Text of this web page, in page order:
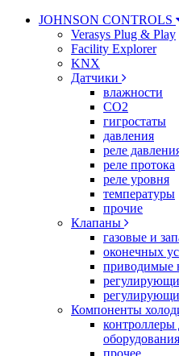
JOHNSON CONTROLS
Verasys Plug & Play
Facility Explorer
KNX
Датчики
влажности
CO2
гигростаты
давления
реле
реле протока
реле уровня
температуры
прочие
Клапаны
газовые и
оконечных
приводимые
Компоненты
контроллеры
оборудования
прочее